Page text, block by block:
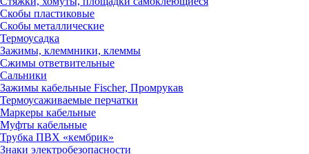
Скобы пластиковые
Скобы металлические
Термоусадка
Зажимы, клеммники, клеммы
Сжимы ответвительные
Сальники
Зажимы кабельные Fischer, Промрукав
Термоусаживаемые перчатки
Маркеры кабельные
Муфты кабельные
Трубка ПВХ «кембрик»
Знаки электробезопасности